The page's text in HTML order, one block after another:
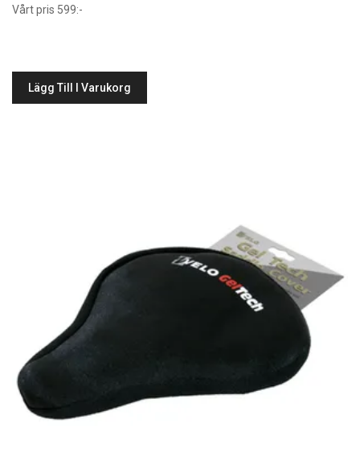
Vårt pris 599:-
Lägg Till I Varukorg